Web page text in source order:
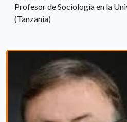
Profesor de Sociología en la
(Tanzania)